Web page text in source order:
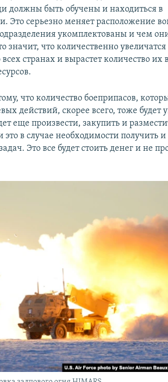
должны быть обучены и находиться в
Это серьезно меняет расположение
укомплектованы и чем
значит, что количественно
странах и вырастет количество их
что количество боеприпасов,
действий, скорее всего, тоже будет
еще произвести, закупить и
в случае необходимости получить
Это все будет стоить денег и не